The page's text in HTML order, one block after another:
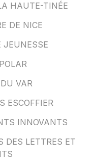
HAUTE-TINÉE
DE NICE
JEUNESSE
VAR
ESCOFFIER
INNOVANTS
DES LETTRES ET